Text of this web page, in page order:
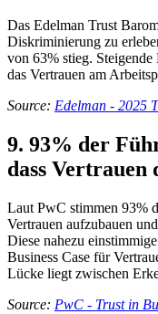
Das Edelman Trust
Diskriminierung zu
von 63% stieg.
das Vertrauen am
Source: Edelman - 2025
9. 93% der
dass Vertrauen
Laut PwC stimmen 93%
Vertrauen aufzubauen
Diese nahezu
Business Case für
Lücke liegt zwischen
Source: PwC - Trust in